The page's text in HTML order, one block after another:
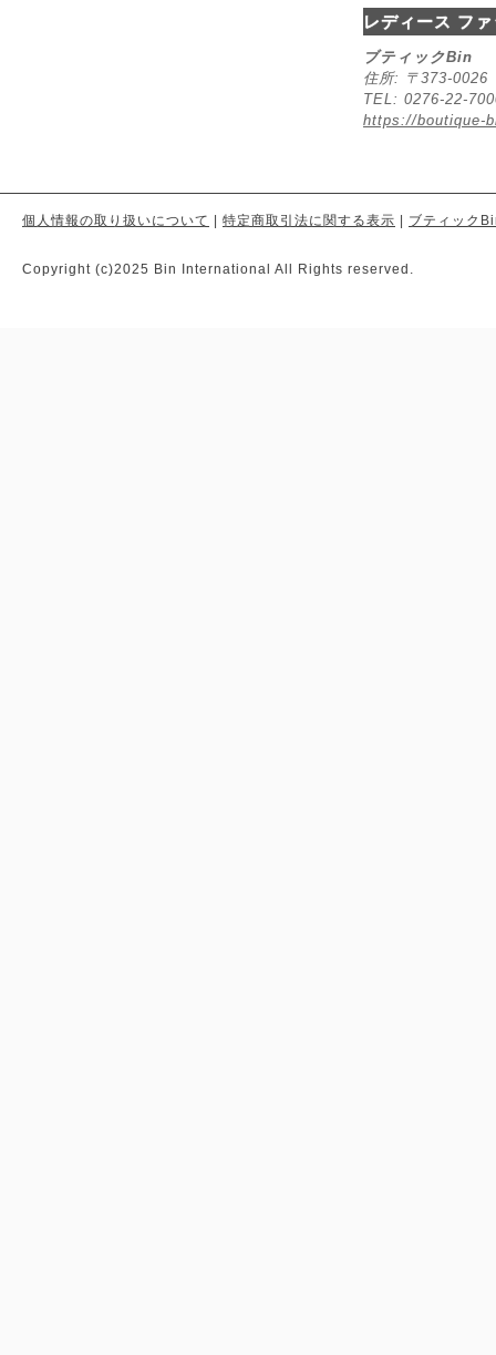
レディース フ
ブティックBin
住所: 〒373-
TEL: 0276-22-
https://boutique-
個人情報の取り扱いについて 特定商取引法に関する表示 ブティック
Copyright (c)2025 Bin International All Rights reserved.